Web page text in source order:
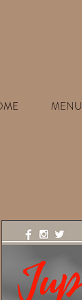
MENU